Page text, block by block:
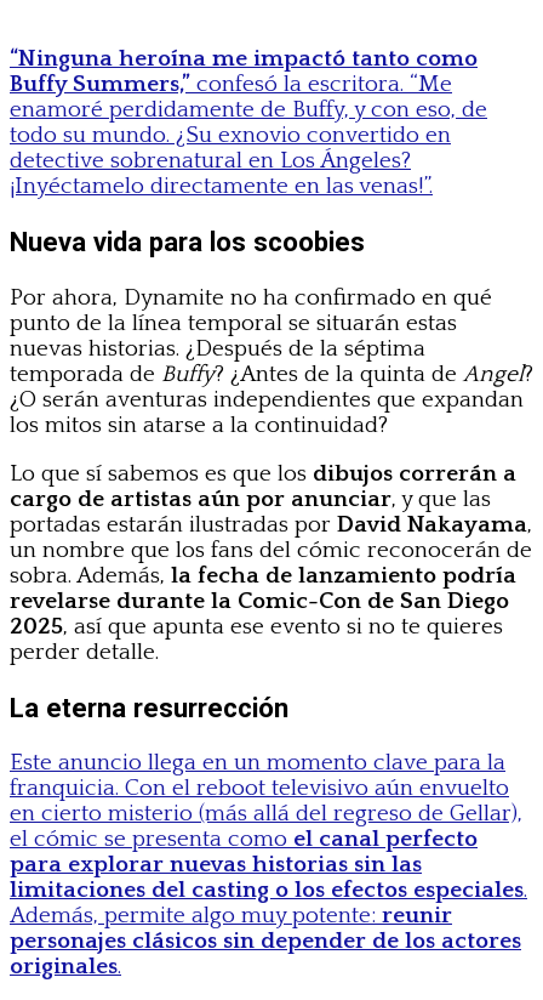
“Ninguna heroína me impactó tanto como
Buffy Summers,” confesó la escritora. “Me
enamoré perdidamente de Buffy, y con eso, de
todo su mundo. ¿Su exnovio convertido en
detective sobrenatural en Los Ángeles?
¡Inyéctamelo directamente en las venas!”.
Nueva vida para los scoobies
Por ahora, Dynamite no ha confirmado en qué
punto de la línea temporal se situarán estas
nuevas historias. ¿Después de la séptima
temporada de Buffy? ¿Antes de la quinta deAngel?
¿O serán aventuras independientes que expandan
los mitos sin atarse a la continuidad?
Lo que sí sabemos es que los dibujos correrán a
cargo de artistas aún por anunciar, y que las
portadas estarán ilustradas por David Nakayama,
un nombre que los fans del cómic reconocerán de
sobra. Además, la fecha de lanzamiento podría
revelarse durante la Comic-Con de San Diego
2025, así que apunta ese evento si no te quieres
perder detalle.
La eterna resurrección
Este anuncio llega en un momento clave para la
franquicia. Con el reboot televisivo aún envuelto
en cierto misterio (más allá del regreso de Gellar),
el cómic se presenta como el canal perfecto
para explorar nuevas historias sin las
limitaciones del casting o los efectos especiales.
Además, permite algo muy potente: reunir
personajes clásicos sin depender de los actores
originales.